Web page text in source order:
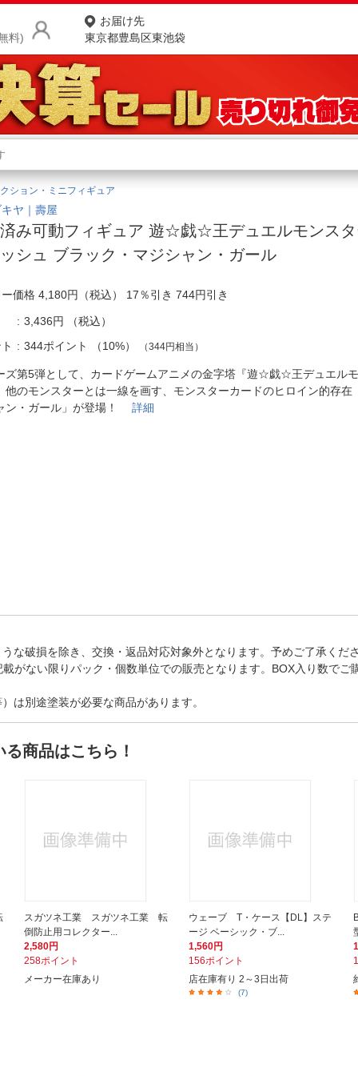
料)
お届け先
東京都豊島区東池袋
商品をさがす
ランキングからさがす
お客様サポート
よくある質問・お問合せ
ご利用規約
ション・ミニフィギュア
ヤ｜壽屋
み可動フィギュア 遊☆戯☆王デュエルモンス
シュ ブラック・マジシャン・ガール
ー価格 4,180円（税込） 17％引き 744円引き
3,436円
（税込）
344ポイント （10%） （344円相当）
ズ第5弾として、カードゲームアニメの金字塔『遊☆戯☆王デュエル
他のモンスターとは一線を画す、モンスターカードのヒロイン的存在
ン・ガール」が登場！詳細
な破損を除き、交換・返品対応対象外となります。予めご了承くだ
がない限りパック・個数単位での販売となります。BOX入り数で
は別途塗装が必要な商品があります。
商品はこちら！
スガツネ工業 スガツネ工業 転
倒防止用コレクター...
2,580円
258ポイント
メーカー在庫あり
ウェーブ T・ケース【DL】ステ
ージ ベーシック・ブ...
1,560円
156ポイント
店在庫有り 2～3日出荷
(7)